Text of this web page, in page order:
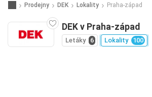
Prodejny DEK Lokality Praha-západ
DEK v Praha-západ
Letáky 6 Lokality 100